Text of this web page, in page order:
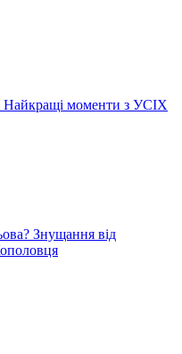
моменти з УСІХ
Знущання від